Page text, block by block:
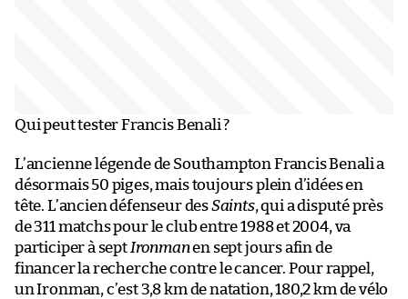
Qui peut tester Francis Benali ?
L’ancienne légende de Southampton Francis Benali a
désormais 50 piges, mais toujours plein d’idées en
tête. L’ancien défenseur desSaints, qui a disputé près
de 311 matchs pour le club entre 1988 et 2004, va
participer à sept Ironmanen sept jours afin de
financer la recherche contre le cancer. Pour rappel,
un Ironman, c’est 3,8 km de natation, 180,2 km de vélo